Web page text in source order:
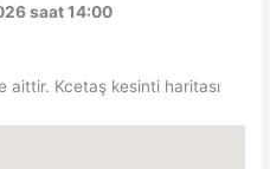
saat 14:00
aittir. Kcetaş kesinti haritası